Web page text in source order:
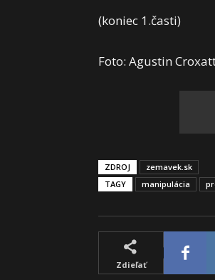
(koniec 1.časti)
Foto: Agustin
ZDROJ
zemavek.sk
TAGY
manipulácia
Zdieľať